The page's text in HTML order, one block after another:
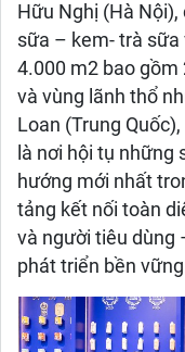
Hữu Nghị (Hà
sữa – kem- trà
4.000 m2 bao gồm
và vùng lãnh thổ
Loan (Trung
là nơi hội tụ những
hướng mới nhất
tảng kết nối toàn
và người tiêu dùng
phát triển bền